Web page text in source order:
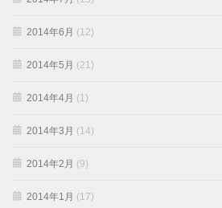
2014年6月 (12)
2014年5月 (21)
2014年4月 (1)
2014年3月 (14)
2014年2月 (9)
2014年1月 (17)